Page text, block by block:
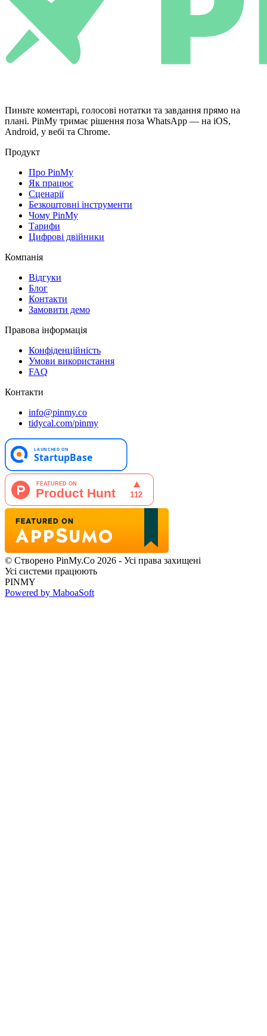
Пиньте коментарі, голосові нотатки та завдання прямо на
плані. PinMy тримає рішення поза WhatsApp — на iOS,
Android, у вебі та Chrome.
Продукт
Про PinMy
Як працює
Сценарії
Безкоштовні інструменти
Чому PinMy
Тарифи
Цифрові двійники
Компанія
Відгуки
Блог
Контакти
Замовити демо
Правова інформація
Конфіденційність
Умови використання
FAQ
Контакти
info@pinmy.co
tidycal.com/pinmy
© Створено PinMy.Co 2026 - Усі права захищені
Усі системи працюють
PINMY
Powered by MaboaSoft